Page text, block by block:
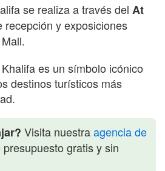
se realiza a través del At
recepción y exposiciones
es un símbolo icónico
destinos turísticos más
Visita nuestraagencia de
presupuesto gratis y sin